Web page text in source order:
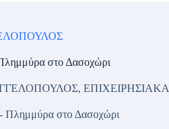
στο Δασοχώρι
, ΕΠΙΧΕΙΡΗΣΙΑΚΑ